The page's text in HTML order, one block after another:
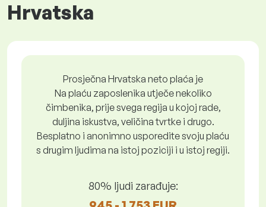
Hrvatska
Prosječna Hrvatska neto plaća je
Na plaću zaposlenika utječe nekoliko
čimbenika, prije svega regija u kojoj rade,
duljina iskustva, veličina tvrtke i drugo.
Besplatno i anonimno usporedite svoju plaću
s drugim ljudima na istoj poziciji i u istoj regiji.
80% ljudi zarađuje: